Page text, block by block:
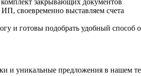
закрывающих документов
своевременно выставляем счета
и готовы подобрать удобный способ
и уникальные предложения в нашем